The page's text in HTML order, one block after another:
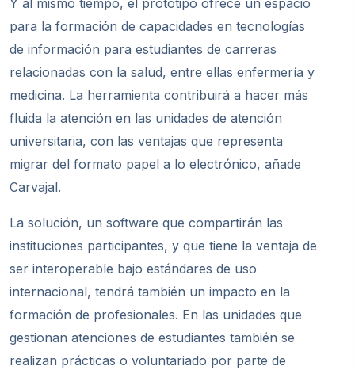
Y al mismo tiempo, el prototipo ofrece un espacio
para la formación de capacidades en tecnologías
de información para estudiantes de carreras
relacionadas con la salud, entre ellas enfermería y
medicina. La herramienta contribuirá a hacer más
fluida la atención en las unidades de atención
universitaria, con las ventajas que representa
migrar del formato papel a lo electrónico, añade
Carvajal.
La solución, un software que compartirán las
instituciones participantes, y que tiene la ventaja de
ser interoperable bajo estándares de uso
internacional, tendrá también un impacto en la
formación de profesionales. En las unidades que
gestionan atenciones de estudiantes también se
realizan prácticas o voluntariado por parte de